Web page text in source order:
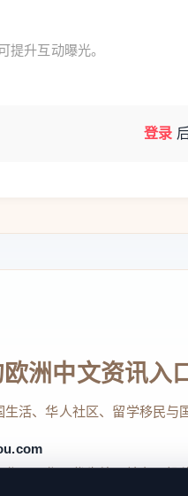
提升互动曝光。
登录
洲中文资讯入
活、华人社区、留学移民
：工作日优先处理站务、投